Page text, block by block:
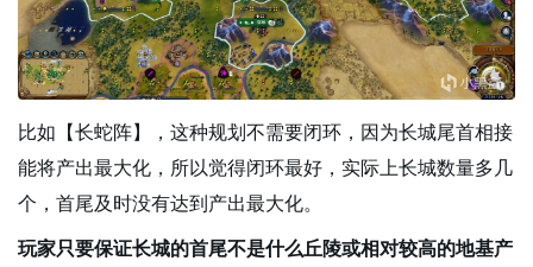
比如【长蛇阵】，这种规划不需要闭环，因为长城尾首相接
能将产出最大化，所以觉得闭环最好，实际上长城数量多几
个，首尾及时没有达到产出最大化。
玩家只要保证长城的首尾不是什么丘陵或相对较高的地基产